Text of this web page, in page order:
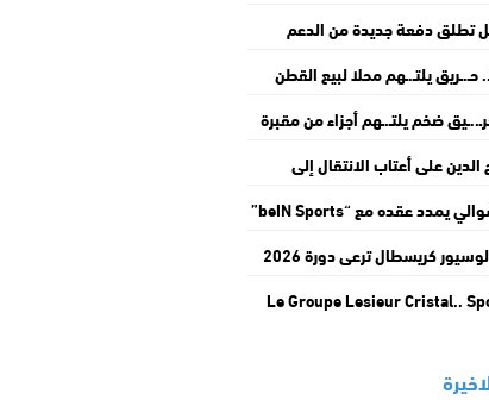
تطلق دفعة جديدة من الدعم
حـ.ـريق يلتـ.ـهم محلا لبيع القطن
ضخم يلتـ.ـهم أجزاء من مقبرة
على أعتاب الانتقال إلى
عصام الشوالي يمدد عقده مع “beIN Sports”
مجموعة لوسيور كريسطال ترعى دورة 2026
Le Groupe Lesieur Cristal..